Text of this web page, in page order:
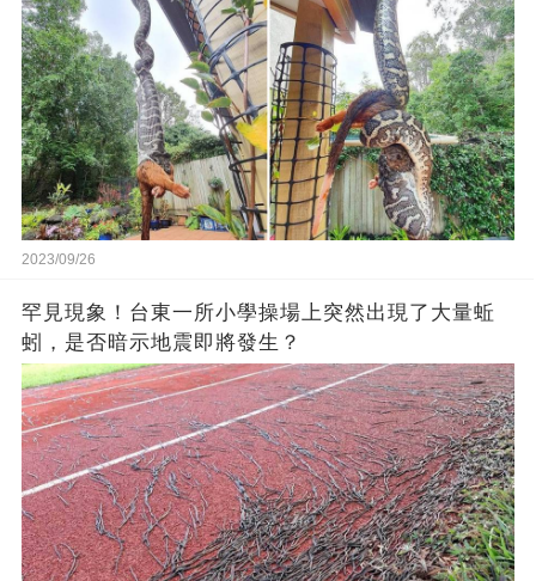
2023/09/26
罕見現象！台東一所小學操場上突然出現了大量蚯
蚓，是否暗示地震即將發生？